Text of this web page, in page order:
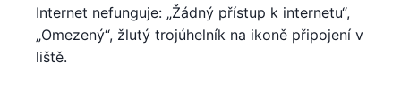
Internet nefunguje: „Žádný přístup k internetu“,
„Omezený“, žlutý trojúhelník na ikoně připojení v
liště.